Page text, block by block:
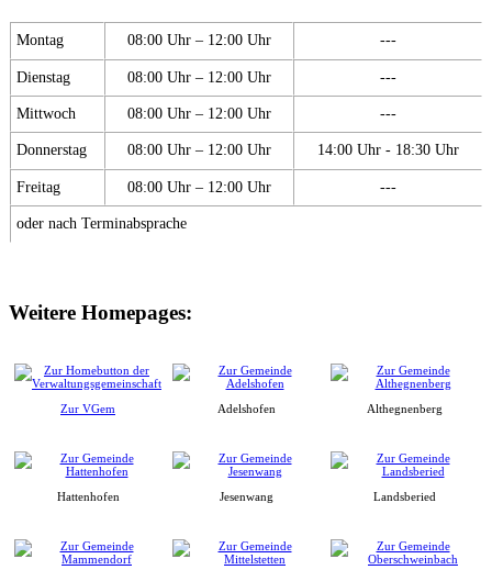
Montag 08:00 Uhr – 12:00 Uhr ---
Dienstag 08:00 Uhr – 12:00 Uhr ---
Mittwoch 08:00 Uhr – 12:00 Uhr ---
Donnerstag 08:00 Uhr – 12:00 Uhr 14:00 Uhr - 18:30 Uhr
Freitag 08:00 Uhr – 12:00 Uhr ---
oder nach Terminabsprache
Weitere Homepages:
Zur VGem Adelshofen Althegnenberg
Hattenhofen Jesenwang Landsberied